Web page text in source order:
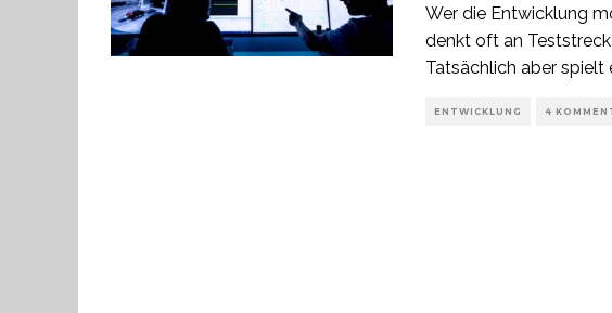
Wer die Entwicklung
denkt oft an
Tatsächlich aber spielt
ENTWICKLUNG 4